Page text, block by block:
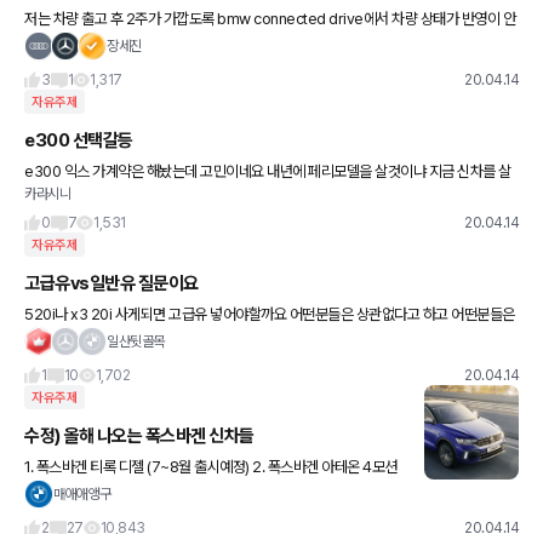
저는 차량 출고 후 2주가 가깝도록 bmw connected drive에서 차량 상태가 반영이 안
되더라구요.... 전화로 물어보니 이런 방법으로 하라고 알려줘서..혹시나 비슷한 증상 있으
장세진
3
1 1,317 20.04.14
자유주제
e300 선택갈등
e300 익스 가계약은 해놨는데 고민이네요 내년에 페리모델을 살것이냐 지금 신차를 살
것이냐 e400 혹은 e450 중고모델을 살것이냐 성능면으로는 e450 인데 가성비로는 e
400 17년식 에
카라시니
0
7 1,531 20.04.14
자유주제
고급유vs일반유 질문이요
520i나 x3 20i 사게되면 고급유 넣어야할까요 어떤분들은 상관없다고 하고 어떤분들은
고급유넣어야 엔진 맛탱이 안간다고하고..
일산뒷골목
1
10 1,702 20.04.14
자유주제
수정) 올해 나오는 폭스바겐 신차들
1. 폭스바겐 티록 디젤 (7~8월 출시예정) 2. 폭스바겐 아테온 4모션
(5월 출시예정) (엔진 스펙은 기존과 동일합니다.) 3. 폭스바겐 테라
매애애앵구
2
27 10,843 20.04.14